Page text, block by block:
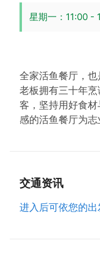
星期一：11:00 -
全家活鱼餐厅，也
老板拥有三十年
客，坚持用好食
感的活鱼餐厅为志
交通资讯
进入后可依您的